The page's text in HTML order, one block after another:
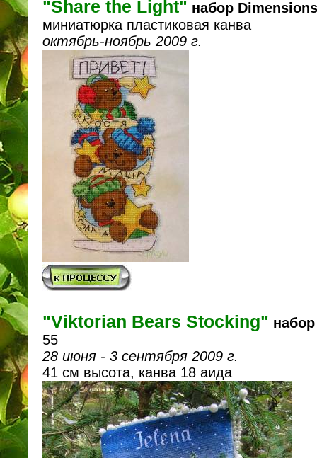
"Share the Light" набор Dimensions
миниатюрка пластиковая канва
октябрь-ноябрь 2009 г.
"Viktorian Bears Stocking"
55
28 июня - 3 сентября 2009 г.
41 см высота, канва 18 аида